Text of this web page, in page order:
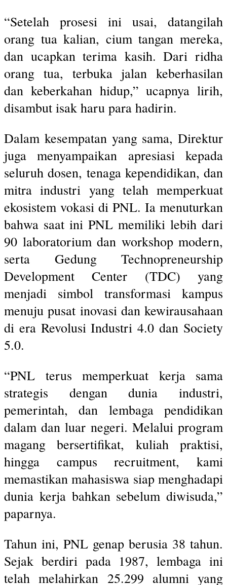
“Setelah prosesi ini usai, datangilah
orang tua kalian, cium tangan mereka,
dan ucapkan terima kasih. Dari ridha
orang tua, terbuka jalan keberhasilan
dan keberkahan hidup,” ucapnya lirih,
disambut isak haru para hadirin.
Dalam kesempatan yang sama, Direktur
juga menyampaikan apresiasi kepada
seluruh dosen, tenaga kependidikan, dan
mitra industri yang telah memperkuat
ekosistem vokasi di PNL. Ia menuturkan
bahwa saat ini PNL memiliki lebih dari
90 laboratorium dan workshop modern,
serta Gedung Technopreneurship
Development Center (TDC) yang
menjadi simbol transformasi kampus
menuju pusat inovasi dan kewirausahaan
di era Revolusi Industri 4.0 dan Society
5.0.
“PNL terus memperkuat kerja sama
strategis dengan dunia industri,
pemerintah, dan lembaga pendidikan
dalam dan luar negeri. Melalui program
magang bersertifikat, kuliah praktisi,
hingga campus recruitment, kami
memastikan mahasiswa siap menghadapi
dunia kerja bahkan sebelum diwisuda,”
paparnya.
Tahun ini, PNL genap berusia 38 tahun.
Sejak berdiri pada 1987, lembaga ini
telah melahirkan 25.299 alumni yang